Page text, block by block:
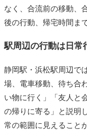
なく、合流前の移動、
後の行動、帰宅時間ま
駅周辺の行動は日常
静岡駅・浜松駅周辺で
場、電車移動、待ち合
い物に行く」「友人と
の帰りに寄る」と説明
常の範囲に見えること